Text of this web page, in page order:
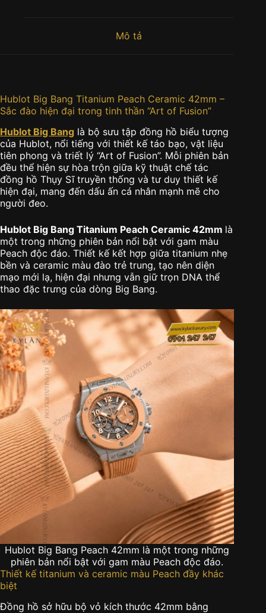
Mô tả
Hublot Big Bang Titanium Peach Ceramic 42mm –
Sắc đào hiện đại trong tinh thần “Art of Fusion”
Hublot Big Bang là bộ sưu tập đồng hồ biểu tượng
của Hublot, nổi tiếng với thiết kế táo bạo, vật liệu
tiên phong và triết lý “Art of Fusion”. Mỗi phiên bản
đều thể hiện sự hòa trộn giữa kỹ thuật chế tác
đồng hồ Thụy Sĩ truyền thống và tư duy thiết kế
hiện đại, mang đến dấu ấn cá nhân mạnh mẽ cho
người đeo.
Hublot Big Bang Titanium Peach Ceramic 42mm là
một trong những phiên bản nổi bật với gam màu
Peach độc đáo. Thiết kế kết hợp giữa titanium nhẹ
bền và ceramic màu đào trẻ trung, tạo nên diện
mạo mới lạ, hiện đại nhưng vẫn giữ trọn DNA thể
thao đặc trưng của dòng Big Bang.
Hublot Big Bang Peach 42mm là một trong những
phiên bản nổi bật với gam màu Peach độc đáo.
Thiết kế titanium và ceramic màu Peach đầy khác
biệt
Đồng hồ sở hữu bộ vỏ kích thước 42mm bằng